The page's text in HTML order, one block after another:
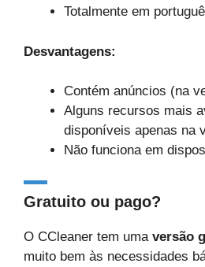
Totalmente em
Desvantagens:
Contém anúncios (na
Alguns recursos mais
disponíveis apenas na
Não funciona em
Gratuito ou pago?
O CCleaner tem uma versão
muito bem às necessidades